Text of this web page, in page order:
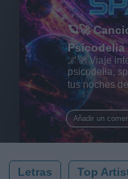
Añadir un
🪐🚀
Psicodelia
🌌🚀 Viaje
psicodelia,
tus noches
al
esta
✨⭐
Letras Top